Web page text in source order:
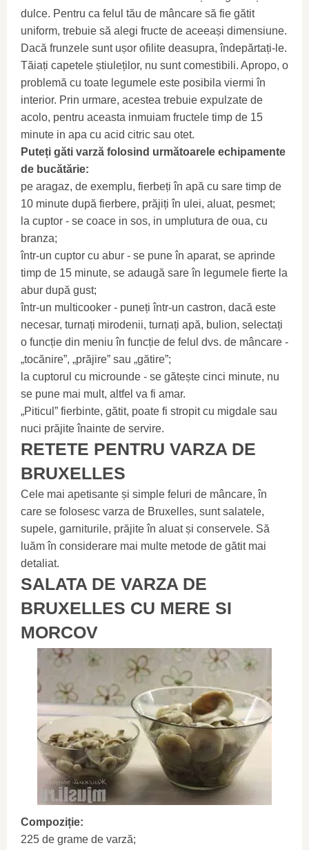
dulce. Pentru ca felul tău de mâncare să fie gătit
uniform, trebuie să alegi fructe de aceeași dimensiune.
Dacă frunzele sunt ușor ofilite deasupra, îndepărtați-le.
Tăiați capetele știuleților, nu sunt comestibili. Apropo, o
problemă cu toate legumele este posibila viermi în
interior. Prin urmare, acestea trebuie expulzate de
acolo, pentru aceasta inmuiam fructele timp de 15
minute in apa cu acid citric sau otet.
Puteți găti varză folosind următoarele echipamente
de bucătărie:
pe aragaz, de exemplu, fierbeți în apă cu sare timp de
10 minute după fierbere, prăjiți în ulei, aluat, pesmet;
la cuptor - se coace in sos, in umplutura de oua, cu
branza;
într-un cuptor cu abur - se pune în aparat, se aprinde
timp de 15 minute, se adaugă sare în legumele fierte la
abur după gust;
într-un multicooker - puneți într-un castron, dacă este
necesar, turnați mirodenii, turnați apă, bulion, selectați
o funcție din meniu în funcție de felul dvs. de mâncare -
„tocănire”, „prăjire” sau „gătire”;
la cuptorul cu microunde - se gătește cinci minute, nu
se pune mai mult, altfel va fi amar.
„Piticul” fierbinte, gătit, poate fi stropit cu migdale sau
nuci prăjite înainte de servire.
RETETE PENTRU VARZA DE
BRUXELLES
Cele mai apetisante și simple feluri de mâncare, în
care se folosesc varza de Bruxelles, sunt salatele,
supele, garniturile, prăjite în aluat și conservele. Să
luăm în considerare mai multe metode de gătit mai
detaliat.
SALATA DE VARZA DE
BRUXELLES CU MERE SI
MORCOV
Compoziție:
225 de grame de varză;